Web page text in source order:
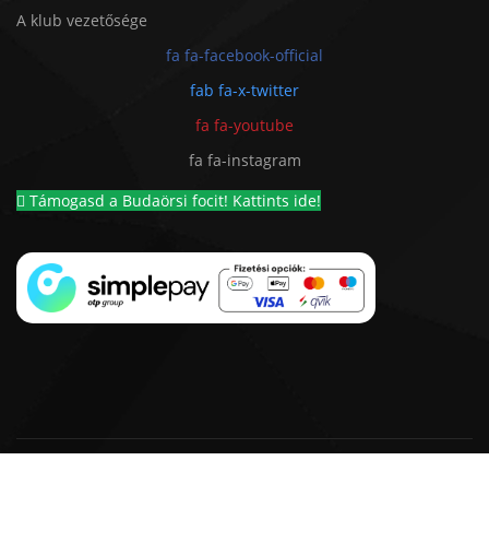
A klub vezetősége
fa fa-facebook-official
fab fa-x-twitter
fa fa-youtube
fa fa-instagram
Támogasd a Budaörsi focit! Kattints ide!